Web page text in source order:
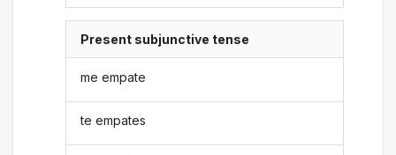
Present subjunctive tense
me empate
te empates